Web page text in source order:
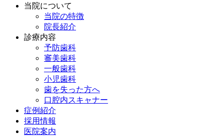
当院について
当院の特徴
院長紹介
診療内容
予防歯科
審美歯科
一般歯科
小児歯科
歯を失った方へ
口腔内スキャナー
症例紹介
採用情報
医院案内